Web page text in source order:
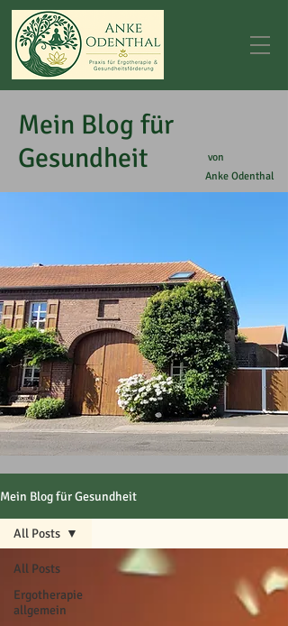
Mein Blog für
Gesundheit
von
Anke Odenthal
Mein Blog für Gesundheit
All Posts
Ergotherapie
allgemein
All Posts